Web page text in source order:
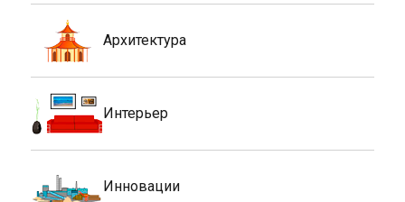
Архитектура
Интерьер
Инновации